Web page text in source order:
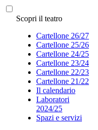
Scopri il teatro
Cartellone 26/27
Cartellone 25/26
Cartellone 24/25
Cartellone 23/24
Cartellone 22/23
Cartellone 21/22
Il calendario
Laboratori
2024/25
Spazi e servizi